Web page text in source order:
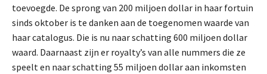
toevoegde. De sprong van 200 miljoen dollar in haar fortuin
sinds oktober is te danken aan de toegenomen waarde van
haar catalogus. Die is nu naar schatting 600 miljoen dollar
waard. Daarnaast zijn er royalty’s van alle nummers die ze
speelt en naar schatting 55 miljoen dollar aan inkomsten